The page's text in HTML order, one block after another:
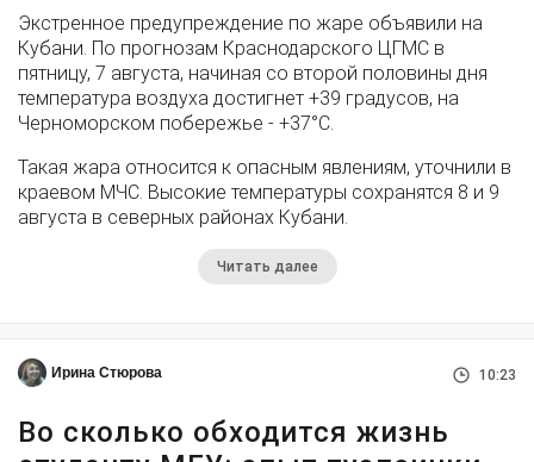
Экстренное предупреждение по жаре объявили на
Кубани. По прогнозам Краснодарского ЦГМС в
пятницу, 7 августа, начиная со второй половины дня
температура воздуха достигнет +39 градусов, на
Черноморском побережье - +37°­С.
Такая жара относится к опасным явлениям, уточнили в
краевом МЧС. Высокие температуры сохранятся 8 и 9
августа в северных районах Кубани.
Читать далее
Ирина Стюрова 10:23
Во сколько обходится жизнь